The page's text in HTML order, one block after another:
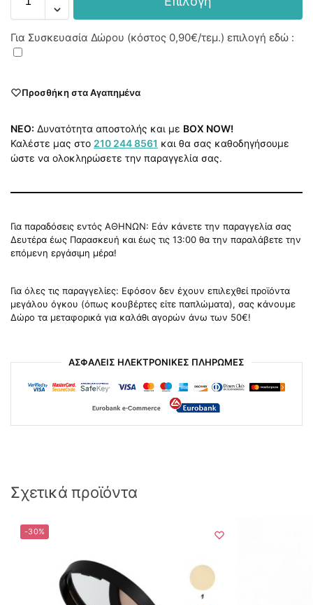
Για Συσκευασία Δώρου (κόστος 0,90€/τεμ.) επιλογή εδώ :
Προσθήκη στα Αγαπημένα
NEO: Δυνατότητα αποστολής και με BOX NOW!
Καλέστε μας στο 210 244 8561 και θα σας καθοδηγήσουμε
ώστε να ολοκληρώσετε την παραγγελία σας.
Για παραδόσεις εντός ΑΘΗΝΩΝ: Εάν κάνετε την παραγγελία σας
Δευτέρα έως Παρασκευή και έως τις 13:00 θα την παραλάβετε την
επόμενη εργάσιμη μέρα!
Για όλες τις παραγγελίες: Εφόσον δεν έχουν επιλεχθεί προϊόντα
μεγάλου όγκου (όπως κουβέρτες είτε παπλώματα), σας κάνουμε
Δώρο τα μεταφορικά για καλάθι αγορών άνω των 50€!
ΑΣΦΑΛΕΙΣ ΗΛΕΚΤΡΟΝΙΚΕΣ ΠΛΗΡΩΜΕΣ
Σχετικά προϊόντα
-30%